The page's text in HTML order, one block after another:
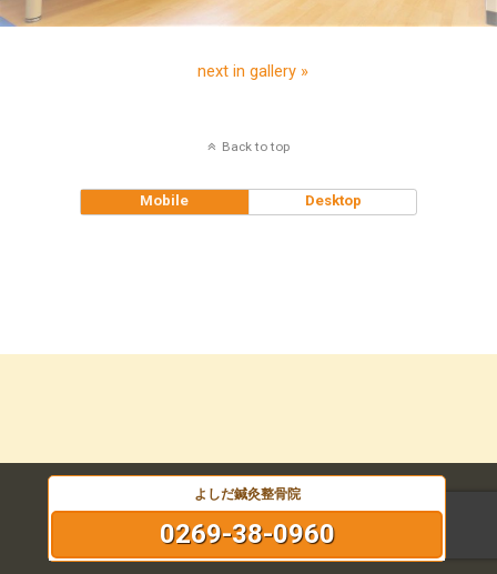
next in gallery »
Back to top
Mobile Desktop
よしだ鍼灸整骨院
0269-38-0960